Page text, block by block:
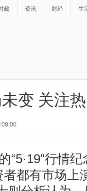
政 资讯 财经 生
变 关注
行情纪
都有市场上